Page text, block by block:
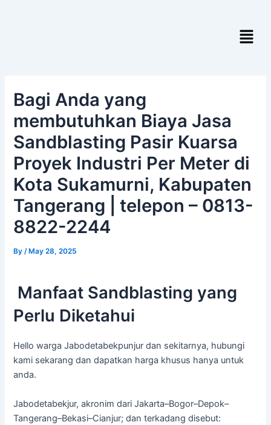
Menu
Bagi Anda yang
membutuhkan Biaya Jasa
Sandblasting Pasir Kuarsa
Proyek Industri Per Meter di
Kota Sukamurni, Kabupaten
Tangerang | telepon – 0813-
8822-2244
By/ May 28, 2025
Manfaat Sandblasting yang
Perlu Diketahui
Hello warga Jabodetabekpunjur dan sekitarnya, hubungi
kami sekarang dan dapatkan harga khusus hanya untuk
anda.
Jabodetabekjur, akronim dari Jakarta–Bogor–Depok–
Tangerang–Bekasi–Cianjur; dan terkadang disebut: